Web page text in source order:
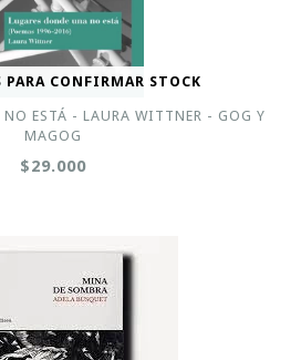
PARA CONFIRMAR STOCK
NO ESTÁ - LAURA WITTNER - GOG Y
MAGOG
$29.000